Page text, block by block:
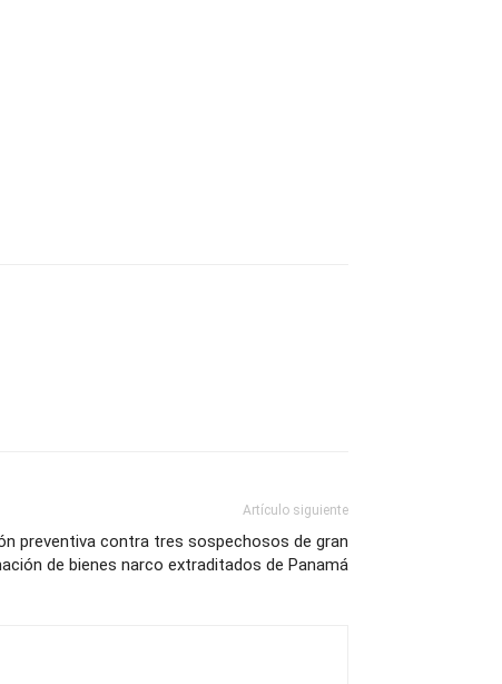
Artículo siguiente
preventiva contra tres sospechosos de gran
de bienes narco extraditados de Panamá